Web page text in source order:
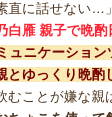
直に話せない…
白雁 親子で晩
ュニケーショ
とゆっくり晩酌
むことが嫌な親